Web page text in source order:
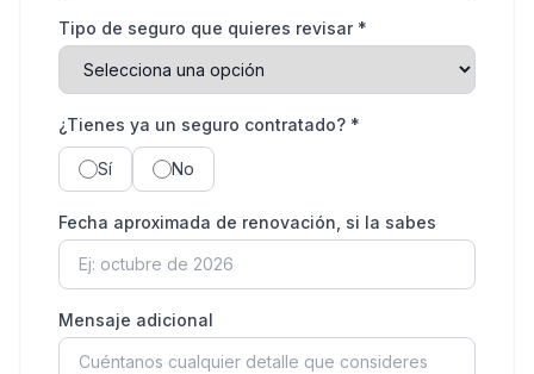
Tipo de seguro que quieres revisar *
¿Tienes ya un seguro contratado? *
Sí No
Fecha aproximada de renovación, si la sabes
Mensaje adicional